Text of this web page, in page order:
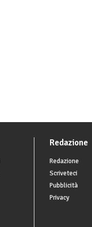
Redazione
Redazione
Scriveteci
Pubblicità
Privacy